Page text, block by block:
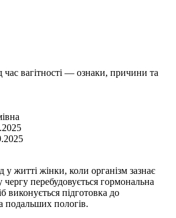
час вагітності — ознаки, причини та
у житті жінки, коли організм зазнає
перебудовується гормональна
виконується підготовка до
подальших пологів.